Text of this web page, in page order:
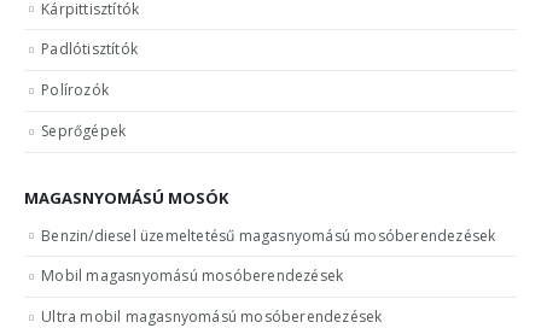
Kárpittisztítók
Padlótisztítók
Polírozók
Seprőgépek
MAGASNYOMÁSÚ MOSÓK
Benzin/diesel üzemeltetésű magasnyomású mosóberendezések
Mobil magasnyomású mosóberendezések
Ultra mobil magasnyomású mosóberendezések